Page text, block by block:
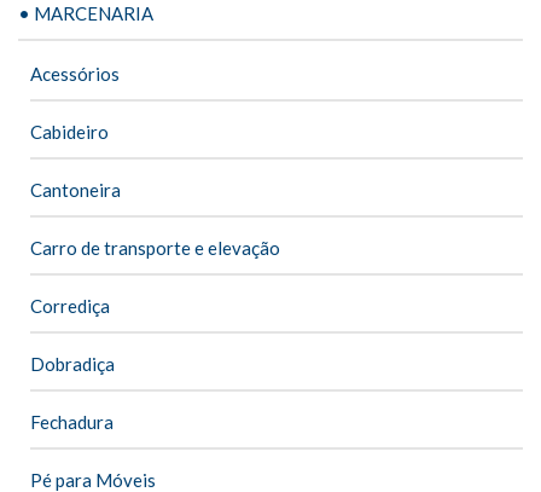
• MARCENARIA
Acessórios
Cabideiro
Cantoneira
Carro de transporte e elevação
Corrediça
Dobradiça
Fechadura
Pé para Móveis